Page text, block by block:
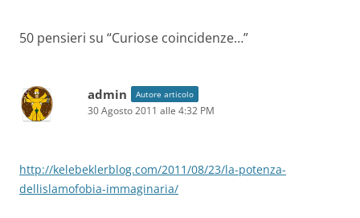
50 pensieri su “Curiose coincidenze…”
admin Autore articolo
30 Agosto 2011 alle 4:32 PM
http://kelebeklerblog.com/2011/08/23/la-potenza-
dellislamofobia-immaginaria/